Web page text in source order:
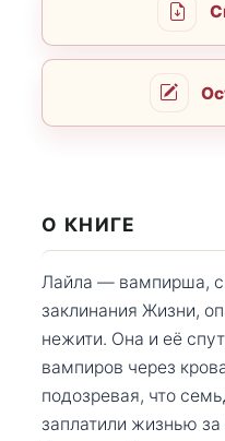
О КНИГЕ
Лайла — вампирша,
заклинания Жизни,
нежити. Она и её
вампиров через
подозревая, что
заплатили жизнью